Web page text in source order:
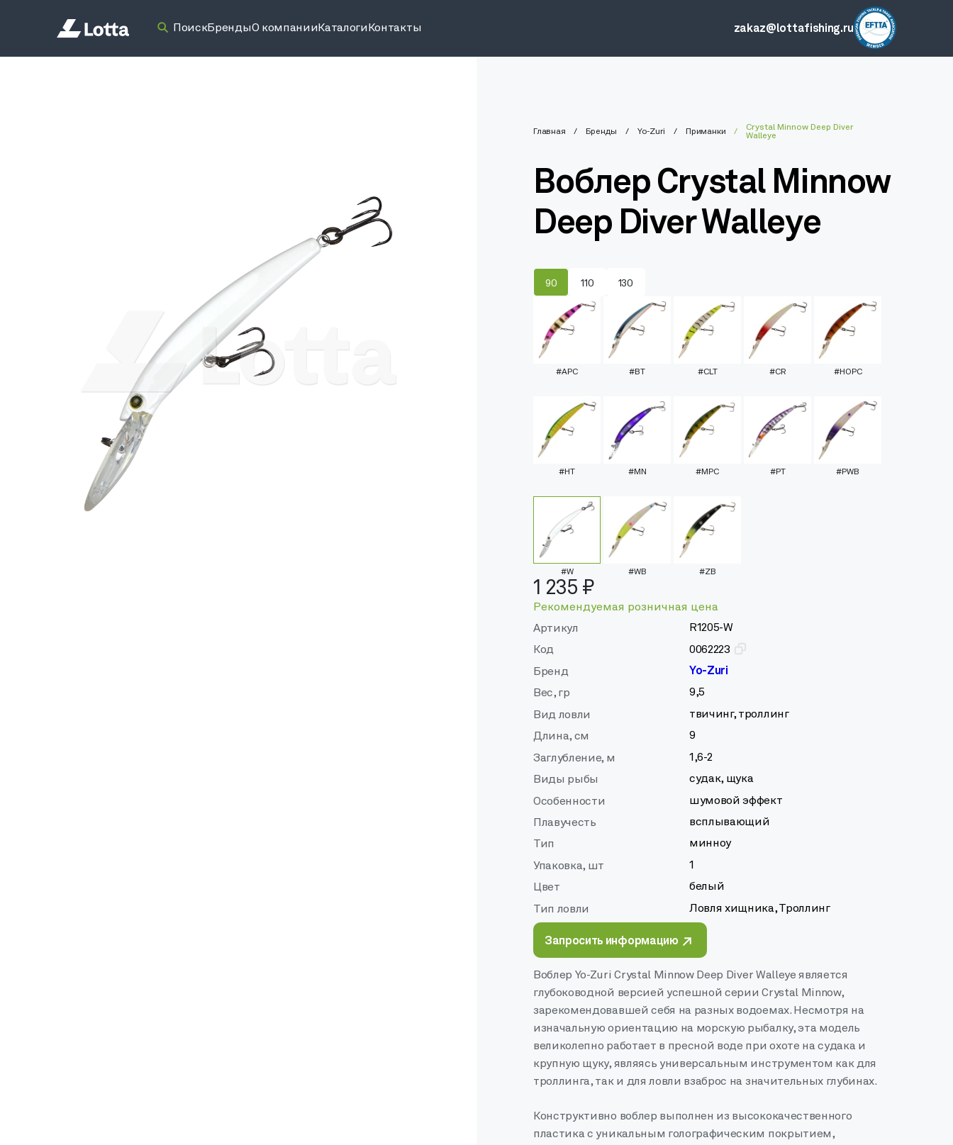
ПоискБрендыО компании Каталоги Контакты zakaz@lottafishing.ru
Главная Бренды Yo-Zuri Приманки
Crystal Minnow Deep Diver
Walleye
Воблер Crystal Minnow
Deep Diver Walleye
90 110 130
#APC #BT #CLT #CR #HOPC
#HT #MN #MPC #PT #PWB
#W #WB #ZB
1 235 ₽
Рекомендуемая розничная цена
Артикул
R1205-W
Код
0062223
Бренд
Yo-Zuri
Вес, гр
9,5
Вид ловли
твичинг, троллинг
Длина, см
9
Заглубление, м
1,6-2
Виды рыбы
судак, щука
Особенности
шумовой эффект
Плавучесть
всплывающий
Тип
минноу
Упаковка, шт
1
Цвет
белый
Тип ловли
Ловля хищника, Троллинг
Запросить информацию
Воблер Yo-Zuri Crystal Minnow Deep Diver Walleye является
глубоководной версией успешной серии Crystal Minnow,
зарекомендовавшей себя на разных водоемах. Несмотря на
изначальную ориентацию на морскую рыбалку, эта модель
великолепно работает в пресной воде при охоте на судака и
крупную щуку, являясь универсальным инструментом как для
троллинга, так и для ловли взаброс на значительных глубинах.
Конструктивно воблер выполнен из высококачественного
пластика с уникальным голографическим покрытием,